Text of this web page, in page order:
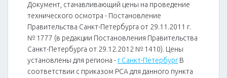
Документ, станавливающий цены на проведение
технического осмотра - Постановление
Правительства Санкт-Петербурга от 29.11.2011 г.
№ 1777 (в редакции Постановления Правительства
Санкт-Петербурга от 29.12.2012 № 1410). Цены
установлены для региона - г Санкт-ПетербургВ
соответствии с приказом РСА для данного пункта